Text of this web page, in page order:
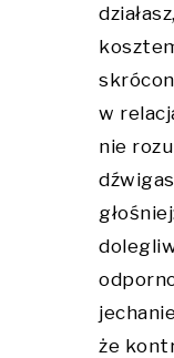
w
nie
że